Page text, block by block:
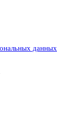
данных